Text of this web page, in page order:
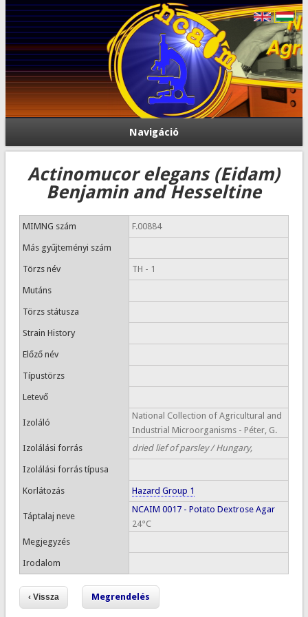
Navigáció
Actinomucor elegans (Eidam)
Benjamin and Hesseltine
MIMNG szám F.00884
Más gyűjteményi szám
Törzs név TH - 1
Mutáns
Törzs státusza
Strain History
Előző név
Típustörzs
Letevő
Izoláló
National Collection of Agricultural and
Industrial Microorganisms - Péter, G.
Izolálási forrás
dried lief of parsley / Hungary,
Izolálási forrás típusa
Korlátozás Hazard Group 1
Táptalaj neve
NCAIM 0017 - Potato Dextrose Agar
24°C
Megjegyzés
Irodalom
Megrendelés